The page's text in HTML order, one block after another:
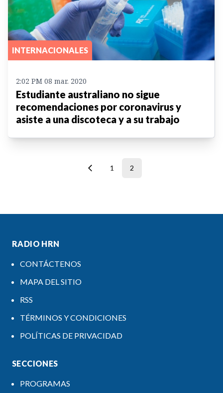
INTERNACIONALES
2:02 PM 08 mar. 2020
Estudiante australiano no sigue
recomendaciones por coronavirus y
asiste a una discoteca y a su trabajo
1 2
RADIO HRN
CONTÁCTENOS
MAPA DEL SITIO
RSS
TÉRMINOS Y CONDICIONES
POLÍTICAS DE PRIVACIDAD
SECCIONES
PROGRAMAS